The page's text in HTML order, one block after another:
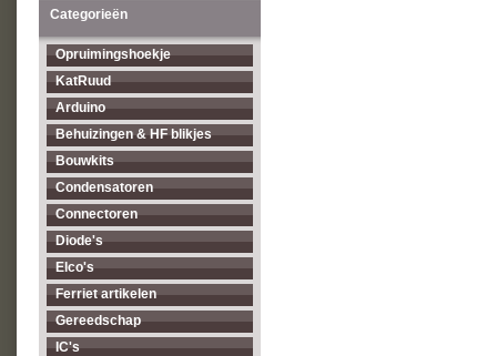
Categorieën
Opruimingshoekje
KatRuud
Arduino
Behuizingen & HF blikjes
Bouwkits
Condensatoren
Connectoren
Diode's
Elco's
Ferriet artikelen
Gereedschap
IC's